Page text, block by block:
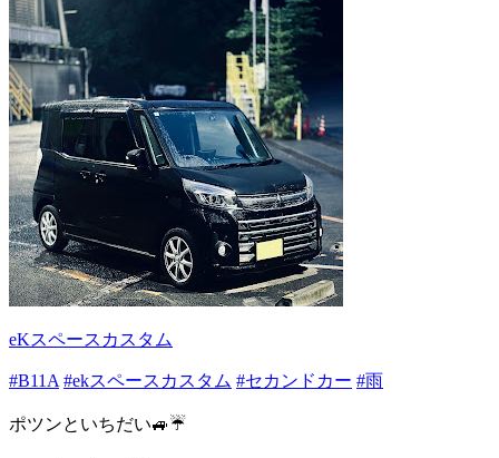
eKスペースカスタム
#B11A #ekスペースカスタム #セカンドカー #雨
ポツンといちだい🚙☔️